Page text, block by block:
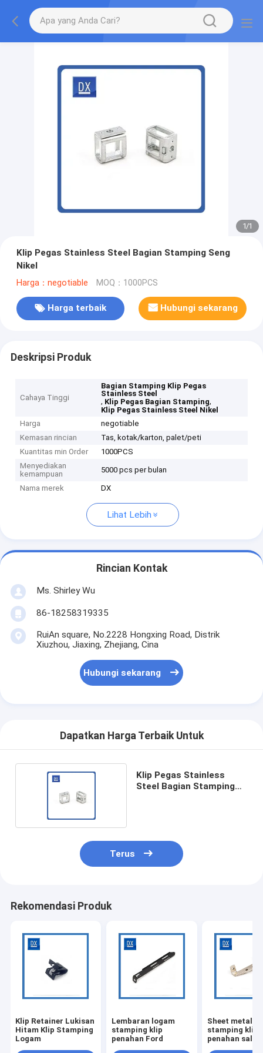
1/1
Klip Pegas Stainless Steel Bagian Stamping Seng
Nikel
Harga：negotiable MOQ：1000PCS
Harga terbaik Hubungi sekarang
Deskripsi Produk
Cahaya Tinggi
Bagian Stamping Klip Pegas
Stainless Steel
, Klip Pegas Bagian Stamping,
Klip Pegas Stainless Steel Nikel
Harga
negotiable
Kemasan rincian
Tas, kotak/karton, palet/peti
Kuantitas min Order
1000PCS
Menyediakan
kemampuan
5000 pcs per bulan
Nama merek DX
Lihat Lebih
Rincian Kontak
Ms. Shirley Wu
86-18258319335
RuiAn square, No.2228 Hongxing Road, Distrik
Xiuzhou, Jiaxing, Zhejiang, Cina
Hubungi sekarang
Dapatkan Harga Terbaik Untuk
Klip Pegas Stainless
Steel Bagian Stamping
Terus
Rekomendasi Produk
Klip Retainer Lukisan
Hitam Klip Stamping
Logam
Lembaran logam
stamping klip
penahan Ford
Sheet metal
stamping klip
penahan